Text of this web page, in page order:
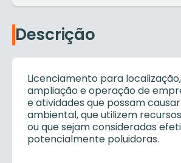
Descrição
Licenciamento para
ampliação e operação de
e atividades que possam
ambiental, que utilizem
ou que sejam consideradas
potencialmente poluidoras.